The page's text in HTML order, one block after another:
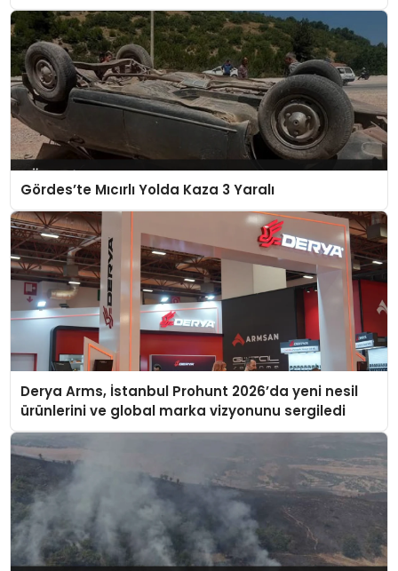
Gördes’te Mıcırlı Yolda Kaza 3 Yaralı
Derya Arms, İstanbul Prohunt 2026’da yeni nesil
ürünlerini ve global marka vizyonunu sergiledi